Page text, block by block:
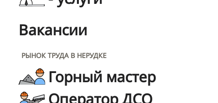
Вакансии
РЫНОК ТРУДА В НЕРУДКЕ
Горный мастер
Оператор ДСО